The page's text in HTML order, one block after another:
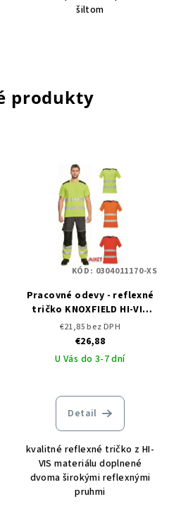
šiltom
produkty
Pracovné odevy - reflexné
tričko KNOXFIELD HI-VIS
ČERVA
€21,85 bez DPH
€26,88
U Vás do 3-7 dní
Detail
kvalitné reflexné tričko z HI-
VIS materiálu doplnené
dvoma širokými reflexnými
pruhmi
KÓD: 0304011170-XS